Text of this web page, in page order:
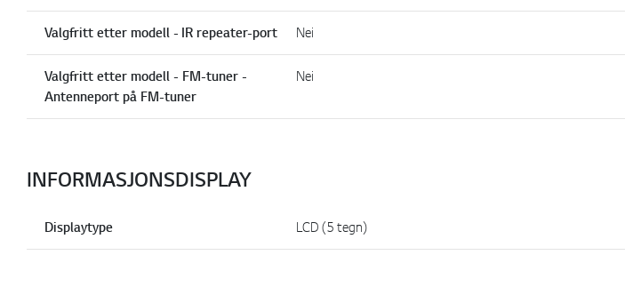
Valgfritt etter modell - IR repeater-port Nei
Valgfritt etter modell - FM-tuner -
Antenneport på FM-tuner
Nei
INFORMASJONSDISPLAY
Displaytype LCD (5 tegn)